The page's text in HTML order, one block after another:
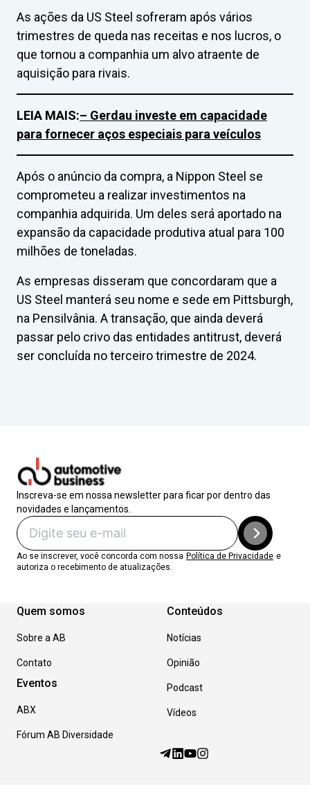
As ações da US Steel sofreram após vários
trimestres de queda nas receitas e nos lucros, o
que tornou a companhia um alvo atraente de
aquisição para rivais.
LEIA MAIS:– Gerdau investe em capacidade
para fornecer aços especiais para veículos
Após o anúncio da compra, a Nippon Steel se
comprometeu a realizar investimentos na
companhia adquirida. Um deles será aportado na
expansão da capacidade produtiva atual para 100
milhões de toneladas.
As empresas disseram que concordaram que a
US Steel manterá seu nome e sede em Pittsburgh,
na Pensilvânia. A transação, que ainda deverá
passar pelo crivo das entidades antitrust, deverá
ser concluída no terceiro trimestre de 2024.
Inscreva-se em nossa newsletter para ficar por dentro das
novidades e lançamentos.
Ao se inscrever, você concorda com nossa Política de Privacidade e
autoriza o recebimento de atualizações.
Quem somos
Sobre a AB
Contato
Eventos
ABX
Fórum AB Diversidade
Conteúdos
Notícias
Opinião
Podcast
Vídeos